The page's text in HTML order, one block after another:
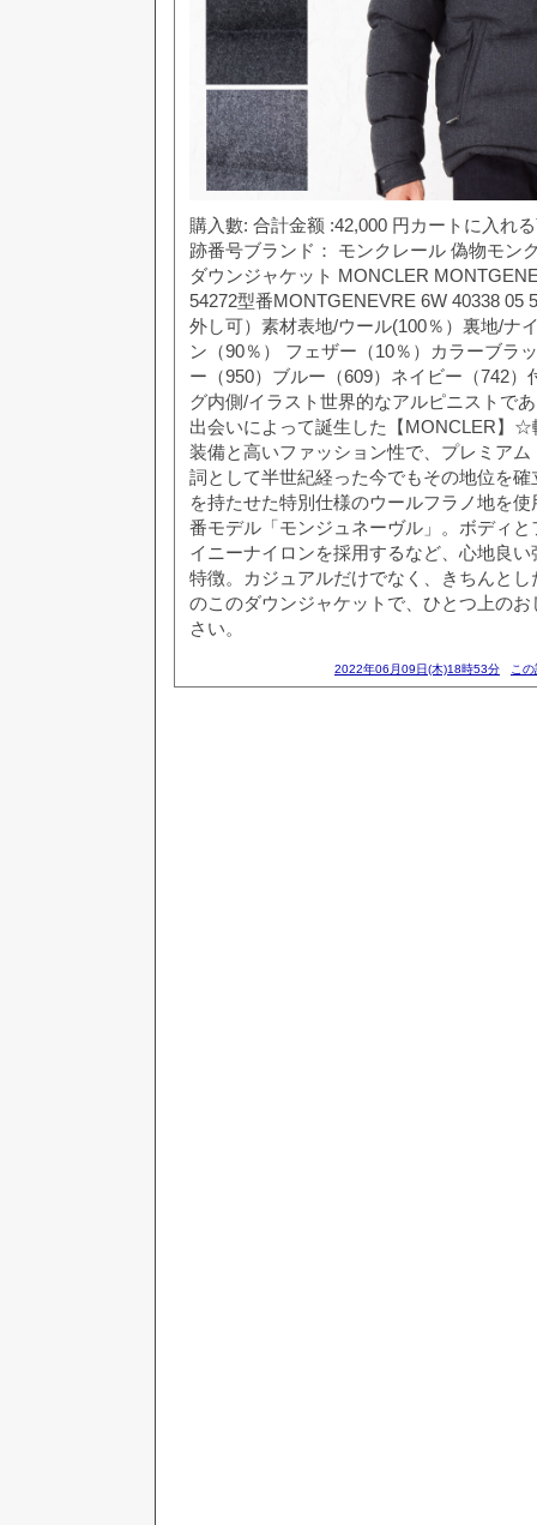
購入數: 合計金额 :42,000 円カートに入れ
跡番号ブランド： モンクレール 偽物モン
ダウンジャケット MONCLER
54272型番MONTGENEVRE 6W 40338 05
外し可）素材表地/ウール(100％）裏地/ナ
ン（90％） フェザー（10％）カラーブラ
ー（950）ブルー（609）ネイビー（742）
グ内側/イラスト世界的なアルピニストで
出会いによって誕生した【MONCLER】☆
装備と高いファッション性で、プレミア
詞として半世紀経った今でもその地位を
を持たせた特別仕様のウールフラノ地を
番モデル「モンジュネーヴル」。ボディ
イニーナイロンを採用するなど、心地良
特徴。カジュアルだけでなく、きちんと
のこのダウンジャケットで、ひとつ上の
さい。
2022年06月09日(木)18時53分 こ